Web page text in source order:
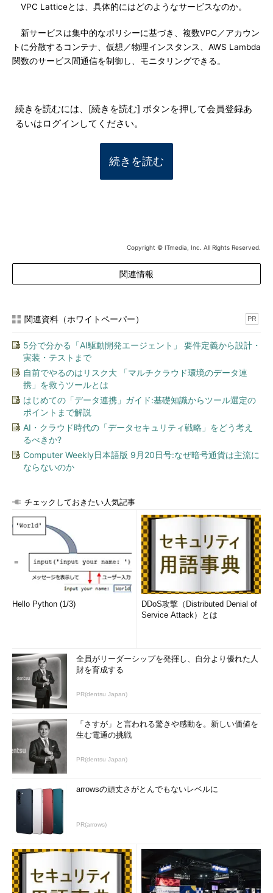
VPC Latticeとは、具体的にはどのようなサービスなのか。
新サービスは集中的なポリシーに基づき、複数VPC／アカウン
トに分散するコンテナ、仮想／物理インスタンス、AWS Lambda
関数のサービス間通信を制御し、モニタリングできる。
続きを読むには、[続きを読む] ボタンを押して会員登録あ
るいはログインしてください。
続きを読む
Copyright © ITmedia, Inc. All Rights Reserved.
関連情報
関連資料（ホワイトペーパー） PR
5分で分かる「AI駆動開発エージェント」 要件定義から設計・
実装・テストまで
自前でやるのはリスク大 「マルチクラウド環境のデータ連
携」を救うツールとは
はじめての「データ連携」ガイド:基礎知識からツール選定の
ポイントまで解説
AI・クラウド時代の「データセキュリティ戦略」をどう考え
るべきか?
Computer Weekly日本語版 9月20日号:なぜ暗号通貨は主流に
ならないのか
チェックしておきたい人気記事
Hello Python (1/3)
DDoS攻撃（Distributed Denial of
Service Attack）とは
全員がリーダーシップを発揮し、自分より優れた人
財を育成する
PR(dentsu Japan)
「さすが」と言われる驚きや感動を。新しい価値を
生む電通の挑戦
PR(dentsu Japan)
arrowsの頑丈さがとんでもないレベルに
PR(arrows)